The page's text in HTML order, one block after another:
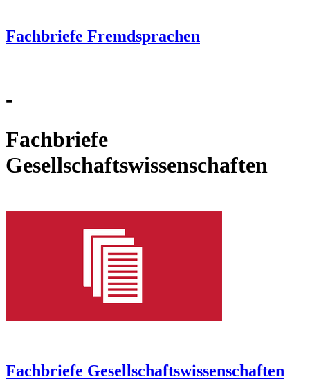
Fachbriefe Fremdsprachen
-
Fachbriefe
Gesellschaftswissenschaften
Fachbriefe Gesellschaftswissenschaften